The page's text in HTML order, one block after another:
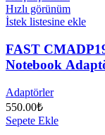
Hızlı görünüm
İstek listesine ekle
FAST
Notebook
Adaptörler
550.00₺
Sepete Ekle